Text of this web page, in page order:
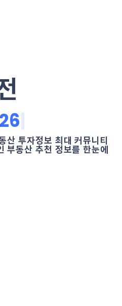
산 투자정보 최대 커뮤니티
부동산 추천 정보를 한눈에